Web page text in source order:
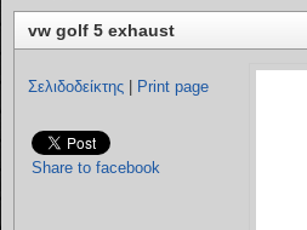
vw golf 5 exhaust
Σελιδοδείκτης Print page
Share to facebook